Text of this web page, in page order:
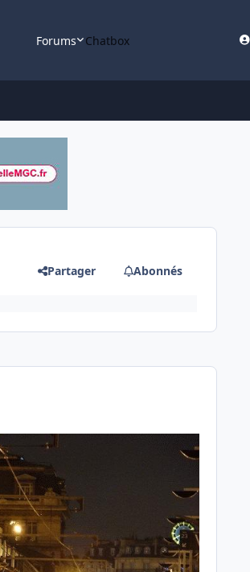
Forums Chatbox
Partager Abonnés